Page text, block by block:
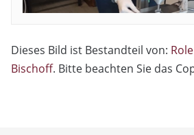
Dieses Bild ist Bestandteil von:
Bischoff. Bitte beachten Sie das